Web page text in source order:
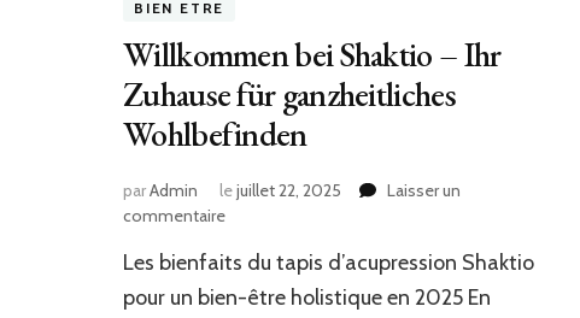
BIEN ETRE
Willkommen bei Shaktio – Ihr
Zuhause für ganzheitliches
Wohlbefinden
parAdmin lejuillet 22, 2025
Laisser un
commentairesur
bei
Shaktio
Les bienfaits du tapis d’acupression Shaktio
pour un bien-être holistique en 2025 En